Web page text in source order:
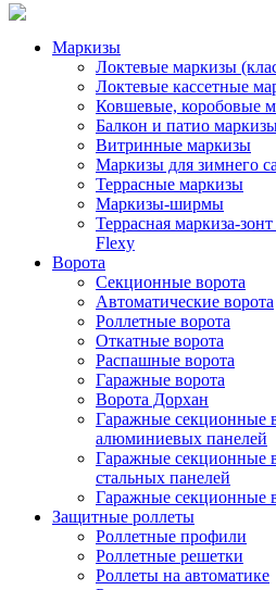
Маркизы
Локтевые маркизы
Локтевые кассетные
Ковшевые, коробовые
Балкон и патио
Витринные маркизы
Маркизы для зимнего
Террасные маркизы
Маркизы-ширмы
Террасная маркиза-
Flexy
Ворота
Секционные ворота
Автоматические ворота
Роллетные ворота
Откатные ворота
Распашные ворота
Гаражные ворота
Ворота Дорхан
Гаражные секционные
алюминиевых панелей
Гаражные секционные
стальных панелей
Гаражные секционные
Защитные роллеты
Роллетные профили
Роллетные решетки
Роллеты на автоматике